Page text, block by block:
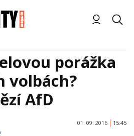
porážka
volbách?
AfD
01. 09. 2016 15:45